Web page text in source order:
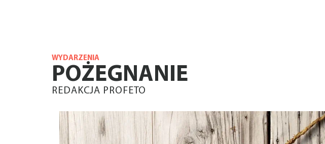
WYDARZENIA
POŻEGNANIE
REDAKCJA PROFETO